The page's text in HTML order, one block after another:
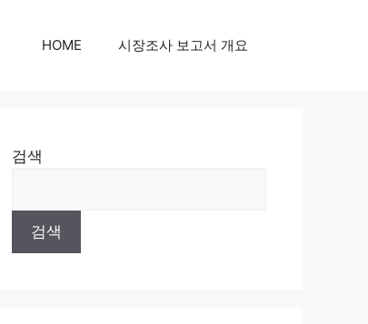
HOME 시장조사 보고서 개요
검색
검색